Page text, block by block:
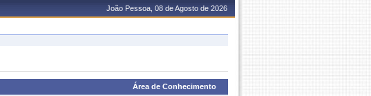
João Pessoa, 08 de Agosto de 2026
Área de Conhecimento